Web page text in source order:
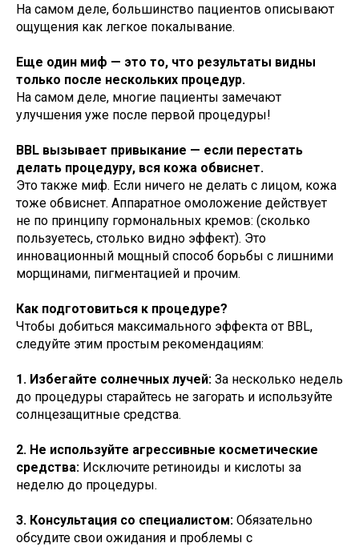
На самом деле, большинство пациентов описывают
ощущения как легкое покалывание.
Еще один миф — это то, что результаты видны
только после нескольких процедур.
На самом деле, многие пациенты замечают
улучшения уже после первой процедуры!
BBL вызывает привыкание — если перестать
делать процедуру, вся кожа обвиснет.
Это также миф. Если ничего не делать с лицом, кожа
тоже обвиснет. Аппаратное омоложение действует
не по принципу гормональных кремов: (сколько
пользуетесь, столько видно эффект). Это
инновационный мощный способ борьбы с лишними
морщинами, пигментацией и прочим.
Как подготовиться к процедуре?
Чтобы добиться максимального эффекта от BBL,
следуйте этим простым рекомендациям:
1. Избегайте солнечных лучей: За несколько недель
до процедуры старайтесь не загорать и используйте
солнцезащитные средства.
2. Не используйте агрессивные косметические
средства: Исключите ретиноиды и кислоты за
неделю до процедуры.
3. Консультация со специалистом: Обязательно
обсудите свои ожидания и проблемы с